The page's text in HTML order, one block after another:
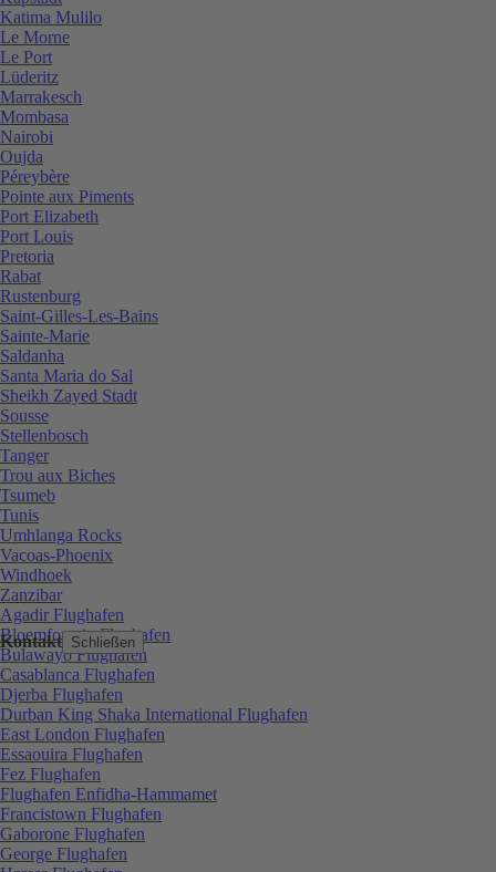
Kontakt Schließen
Katima Mulilo
Le Morne
Le Port
Lüderitz
Marrakesch
Mombasa
Nairobi
Oujda
Péreybère
Pointe aux Piments
Port Elizabeth
Port Louis
Pretoria
Rabat
Rustenburg
Saint-Gilles-Les-Bains
Sainte-Marie
Saldanha
Santa Maria do Sal
Sheikh Zayed Stadt
Sousse
Stellenbosch
Tanger
Trou aux Biches
Tsumeb
Tunis
Umhlanga Rocks
Vacoas-Phoenix
Windhoek
Zanzibar
Agadir Flughafen
Bloemfontein Flughafen
Bulawayo Flughafen
Casablanca Flughafen
Djerba Flughafen
Durban King Shaka International Flughafen
East London Flughafen
Essaouira Flughafen
Fez Flughafen
Flughafen Enfidha-Hammamet
Francistown Flughafen
Gaborone Flughafen
George Flughafen